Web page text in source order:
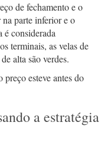
de fechamento e o
parte inferior e o
é considerada
terminais, as velas de
alta são verdes.
preço esteve antes do
a estratégia